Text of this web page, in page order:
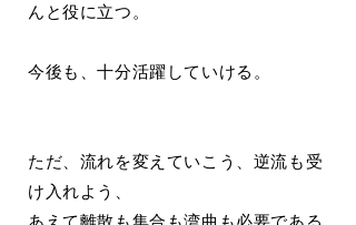
んと役に立つ。
今後も、十分活躍していける。
ただ、流れを変えていこう、逆流も受
け入れよう、
あえて離散も集合も湾曲も必要である